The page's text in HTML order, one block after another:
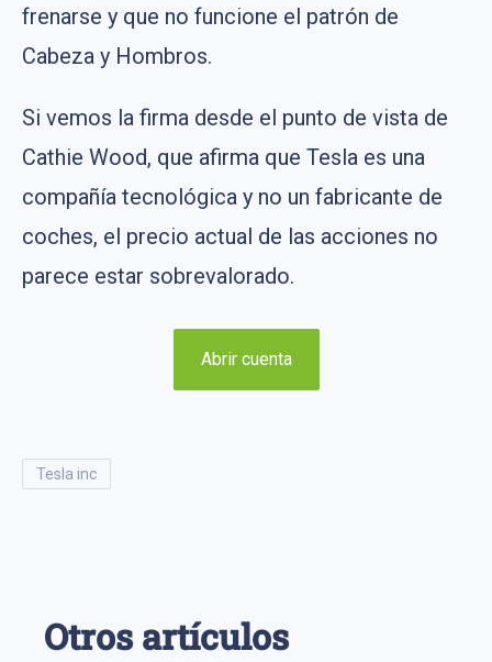
frenarse y que no funcione el patrón de
Cabeza y Hombros.
Si vemos la firma desde el punto de vista de
Cathie Wood, que afirma que Tesla es una
compañía tecnológica y no un fabricante de
coches, el precio actual de las acciones no
parece estar sobrevalorado.
Abrir cuenta
tesla inc
Otros artículos